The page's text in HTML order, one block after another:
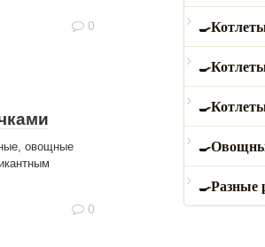
0
овощные
0
Разные